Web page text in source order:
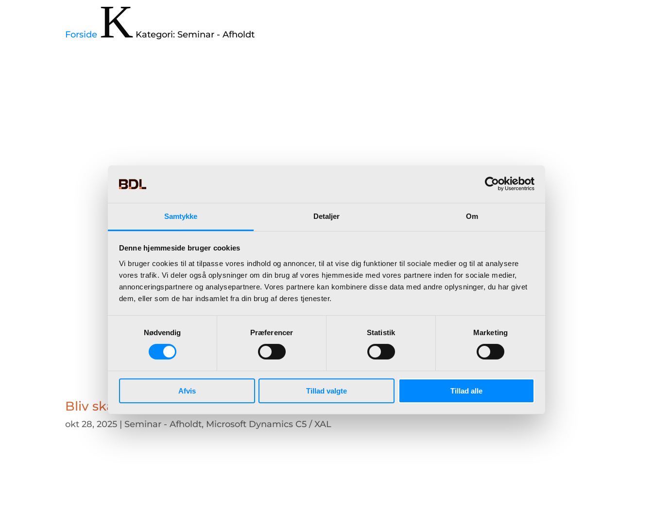
Samtykke Detaljer Om
Denne hjemmeside bruger cookies
Vi bruger cookies til at tilpasse vores indhold og annoncer, til at vise dig funktioner til sociale medier og til at analysere
vores trafik. Vi deler også oplysninger om din brug af vores hjemmeside med vores partnere inden for sociale medier,
annonceringspartnere og analysepartnere. Vores partnere kan kombinere disse data med andre oplysninger, du har givet
dem, eller som de har indsamlet fra din brug af deres tjenester.
Nødvendig
Præferencer Statistik Marketing
Afvis Tillad valgte Tillad alle
Forside K Kategori: Seminar - Afholdt
Bliv skarp på dit næste ERP-skifte!
okt 28, 2025 | Seminar - Afholdt, Microsoft Dynamics C5 / XAL